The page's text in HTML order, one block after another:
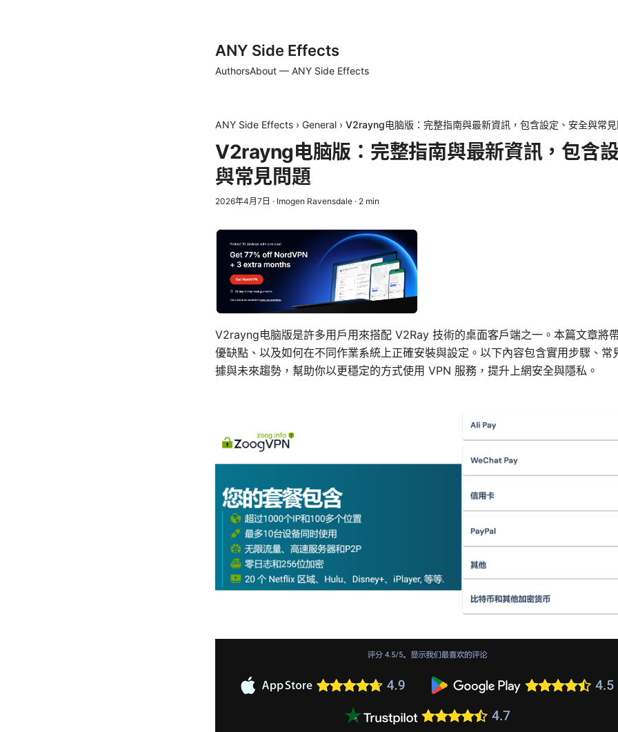
ANY Side Effects
AuthorsAbout — ANY Side Effects
ANY Side Effects › General › V2rayng电脑版：完整指南與最新資訊，包含設定、安全與常
V2rayng电脑版：完整指南與最新資訊，包含
與常見問題
2026年4月7日 · Imogen Ravensdale · 2 min
V2rayng电脑版是許多用戶用來搭配 V2Ray 技術的桌面客戶端之一。本篇文章將
優缺點、以及如何在不同作業系統上正確安裝與設定。以下內容包含實用步驟、常
據與未來趨勢，幫助你以更穩定的方式使用 VPN 服務，提升上網安全與隱私。